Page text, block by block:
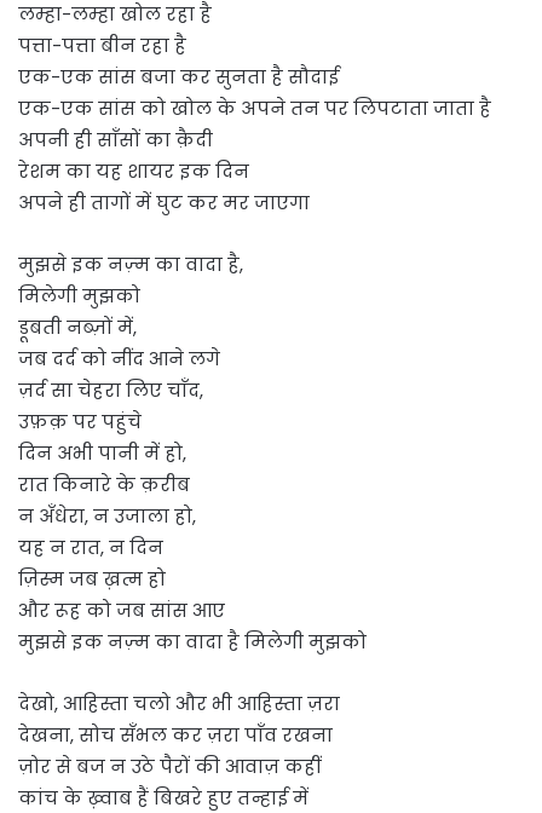
लम्हा-लम्हा खोल रहा है
पत्ता-पत्ता बीन रहा है
एक-एक सांस बजा कर सुनता है सौदाई
एक-एक सांस को खोल के अपने तन पर लिपटाता जाता है
अपनी ही साँसों का क़ैदी
रेशम का यह शायर इक दिन
अपने ही तागों में घुट कर मर जाएगा
मुझसे इक नज़्म का वादा है,
मिलेगी मुझको
डूबती नब्ज़ों में,
जब दर्द को नींद आने लगे
ज़र्द सा चेहरा लिए चाँद,
उफ़क़ पर पहुंचे
दिन अभी पानी में हो,
रात किनारे के क़रीब
न अँधेरा, न उजाला हो,
यह न रात, न दिन
ज़िस्म जब ख़त्म हो
और रूह को जब सांस आए
मुझसे इक नज़्म का वादा है मिलेगी मुझको
देखो, आहिस्ता चलो और भी आहिस्ता ज़रा
देखना, सोच सँभल कर ज़रा पाँव रखना
ज़ोर से बज न उठे पैरों की आवाज़ कहीं
कांच के ख़्वाब हैं बिखरे हुए तन्हाई में